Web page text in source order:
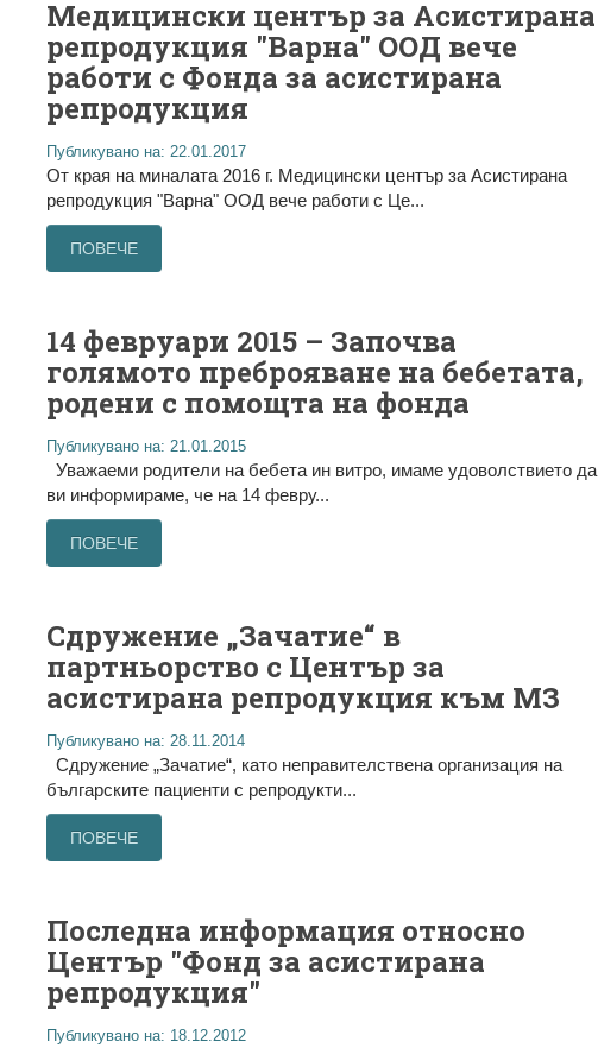
Медицински център за Асистирана
репродукция "Варна" ООД вече
работи с Фонда за асистирана
репродукция
Публикувано на: 22.01.2017
От края на миналата 2016 г. Медицински център за Асистирана
репродукция "Варна" ООД вече работи с Це...
ПОВЕЧЕ
14 февруари 2015 – Започва
голямото преброяване на бебетата,
родени с помощта на фонда
Публикувано на: 21.01.2015
Уважаеми родители на бебета ин витро, имаме удоволствието да
ви информираме, че на 14 февру...
ПОВЕЧЕ
Сдружение „Зачатие“ в
партньорство с Център за
асистирана репродукция към МЗ
Публикувано на: 28.11.2014
Сдружение „Зачатие“, като неправителствена организация на
българските пациенти с репродукти...
ПОВЕЧЕ
Последна информация относно
Център "Фонд за асистирана
репродукция"
Публикувано на: 18.12.2012